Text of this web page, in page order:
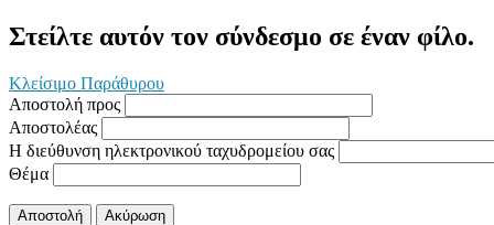
Στείλτε αυτόν τον σύνδεσμο σε έναν φίλο.
Κλείσιμο Παράθυρου
Αποστολή προς
Αποστολέας
Η διεύθυνση ηλεκτρονικού ταχυδρομείου σας
Θέμα
Αποστολή Ακύρωση